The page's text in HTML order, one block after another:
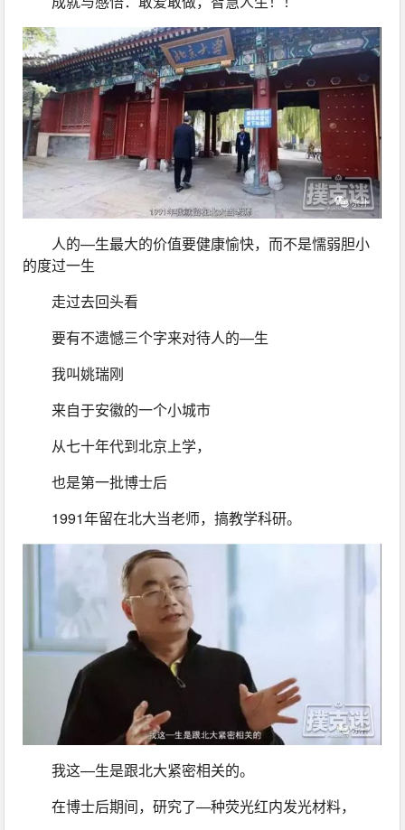
人的—生最大的价值要健康愉快，而不是懦弱胆小
的度过一生
走过去回头看
要有不遗憾三个字来对待人的—生
我叫姚瑞刚
来自于安徽的一个小城市
从七十年代到北京上学，
也是第一批博士后
1991年留在北大当老师，搞教学科研。
我这—生是跟北大紧密相关的。
在博士后期间，研究了—种荧光红内发光材料，